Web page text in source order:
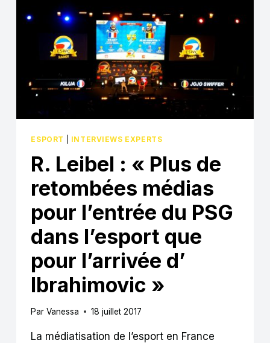
ESPORT INTERVIEWS EXPERTS
R. Leibel : « Plus de
retombées médias
pour l’entrée du PSG
dans l’esport que
pour l’arrivée d’
Ibrahimovic »
Par Vanessa 18 juillet 2017
La médiatisation de l’esport en France